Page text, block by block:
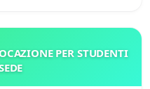
PER STUDENTI